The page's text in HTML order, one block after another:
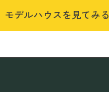
モデルハウスを見てみる